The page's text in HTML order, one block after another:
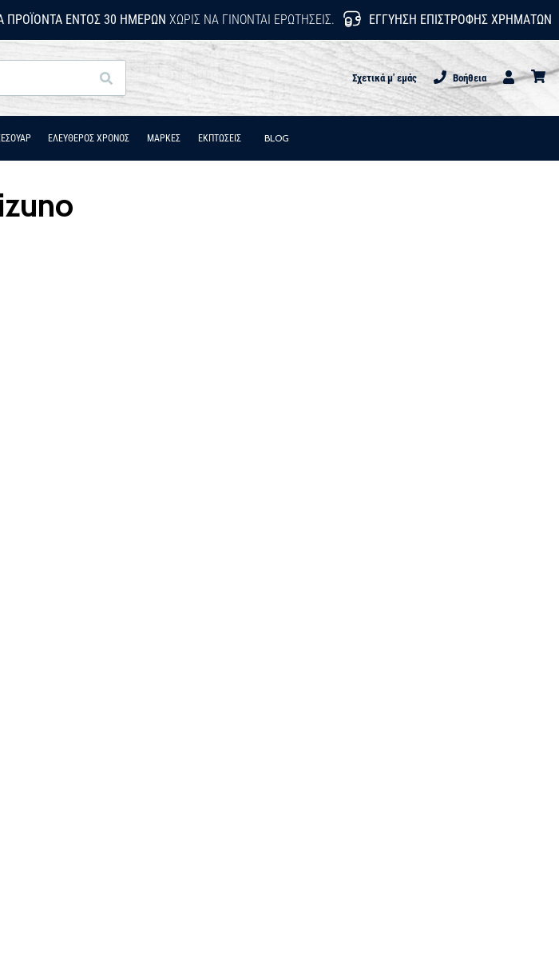
ΠΡΟΪΌΝΤΑ ΕΝΤΌΣ 30 ΗΜΕΡΏΝ ΧΩΡΊΣ ΝΑ ΓΊΝΟΝΤΑΙ ΕΡΩΤΉΣΕΙΣ. ΕΓΓΎΗΣΗ ΕΠΙΣΤΡΟΦΉΣ ΧΡΗΜΆΤΩΝ
Αναζήτηση Σχετικά μ' εμάς
Βοήθεια
Χρήστης
ΕΛΕΥΘΕΡΟΣ ΧΡΟΝΟΣ ΜΑΡΚΕΣ ΕΚΠΤΩΣΕΙΣ BLOG